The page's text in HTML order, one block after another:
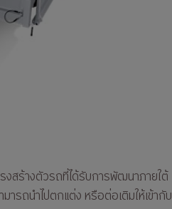
งสร้างตัวรถที่ได้รับการพัฒนาภายใต้
ารถนำไปตกแต่ง หรือต่อเติมให้เข้ากับ